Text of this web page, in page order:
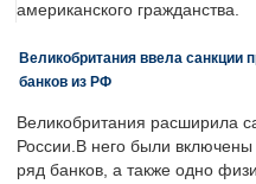
американского гражданства.
Великобритания ввела санкции
банков из РФ
Великобритания расширила
России.В него были
ряд банков, а также одно